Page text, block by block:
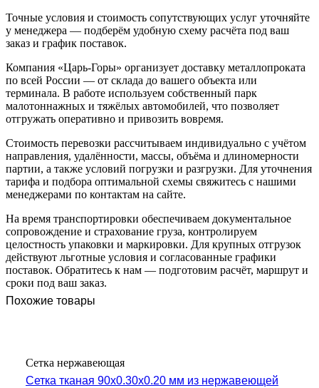
Точные условия и стоимость сопутствующих услуг уточняйте
у менеджера — подберём удобную схему расчёта под ваш
заказ и график поставок.
Компания «Царь-Горы» организует доставку металлопроката
по всей России — от склада до вашего объекта или
терминала. В работе используем собственный парк
малотоннажных и тяжёлых автомобилей, что позволяет
отгружать оперативно и привозить вовремя.
Стоимость перевозки рассчитываем индивидуально с учётом
направления, удалённости, массы, объёма и длиномерности
партии, а также условий погрузки и разгрузки. Для уточнения
тарифа и подбора оптимальной схемы свяжитесь с нашими
менеджерами по контактам на сайте.
На время транспортировки обеспечиваем документальное
сопровождение и страхование груза, контролируем
целостность упаковки и маркировки. Для крупных отгрузок
действуют льготные условия и согласованные графики
поставок. Обратитесь к нам — подготовим расчёт, маршрут и
сроки под ваш заказ.
Похожие товары
Сетка нержавеющая
Сетка тканая 90х0.30х0.20 мм из нержавеющей